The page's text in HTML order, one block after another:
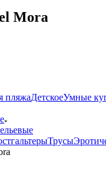
Mora
пляжаДетскоеУмные
Трусы